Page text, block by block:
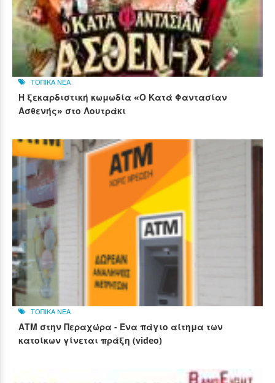
ΤΟΠΙΚΑ ΝΕΑ
Η ξεκαρδιστική κωμωδία «Ο Κατά Φαντασίαν
Ασθενής» στο Λουτράκι
ΤΟΠΙΚΑ ΝΕΑ
ΑΤΜ στην Περαχώρα - Ένα πάγιο αίτημα των
κατοίκων γίνεται πράξη (video)